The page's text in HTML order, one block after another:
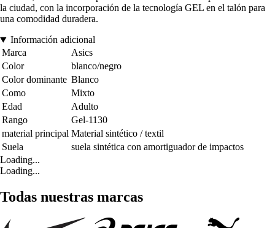
la ciudad, con la incorporación de la tecnología GEL en el talón para
una comodidad duradera.
Información adicional
Marca
Asics
Color
blanco/negro
Color dominante Blanco
Como
Mixto
Edad
Adulto
Rango
Gel-1130
material principal Material sintético / textil
Suela
suela sintética con amortiguador de impactos
Loading...
Loading...
Todas nuestras marcas